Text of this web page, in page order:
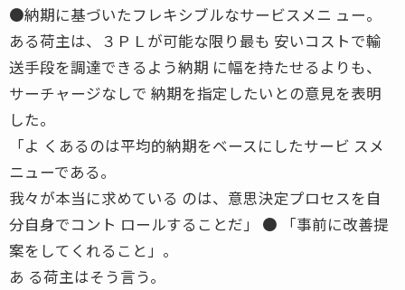
●納期に基づいたフレキシブルなサービスメニ ュー。
ある荷主は、３ＰＬが可能な限り最も 安いコストで輸
送手段を調達できるよう納期 に幅を持たせるよりも、
サーチャージなしで 納期を指定したいとの意見を表明
した。
「よ くあるのは平均的納期をベースにしたサービ スメ
ニューである。
我々が本当に求めている のは、意思決定プロセスを自
分自身でコント ロールすることだ」 ● 「事前に改善提
案をしてくれること」。
あ る荷主はそう言う。